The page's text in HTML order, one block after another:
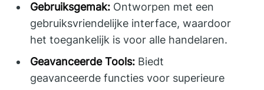
Gebruiksgemak: Ontworpen met een
gebruiksvriendelijke interface, waardoor
het toegankelijk is voor alle handelaren.
Geavanceerde Tools: Biedt
geavanceerde functies voor superieure